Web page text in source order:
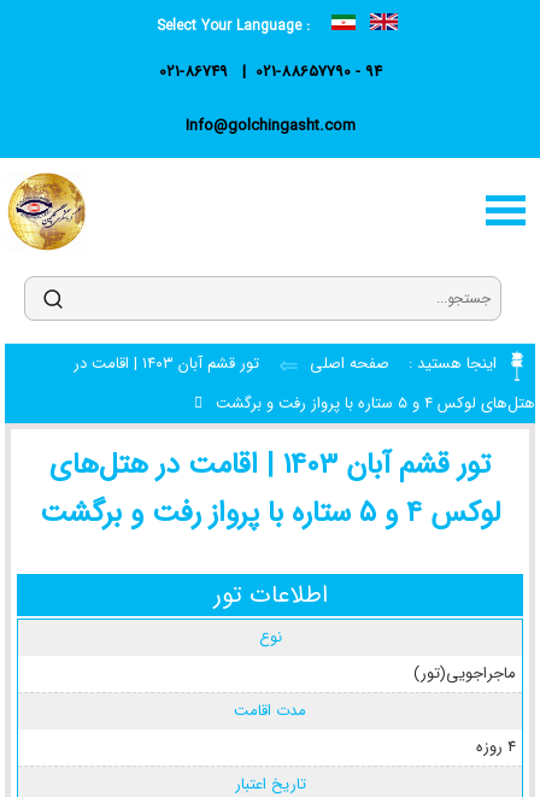
Select Your Language :
021-88657790 - 94
021-86749
Info@golchingasht.com
اینجا هستید : صفحه اصلی
تور قشم آبان ۱۴۰۳ | اقامت در
هتل‌های لوکس ۴ و ۵ ستاره با پرواز رفت و برگشت
تور قشم آبان ۱۴۰۳ | اقامت در هتل‌های
لوکس ۴ و ۵ ستاره با پرواز رفت و برگشت
اطلاعات تور
نوع
ماجراجویی(تور)
مدت اقامت
4 روزه
تاریخ اعتبار